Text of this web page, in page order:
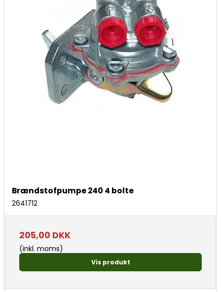
Brændstofpumpe 240 4 bolte
2641712
205,00 DKK
(inkl. moms)
Vis produkt